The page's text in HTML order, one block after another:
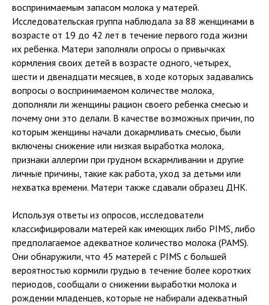
воспринимаемым запасом молока у матерей.
Исследовательская группа наблюдала за 88 женщинами в
возрасте от 19 до 42 лет в течение первого года жизни
их ребенка. Матери заполняли опросы о привычках
кормления своих детей в возрасте одного, четырех,
шести и двенадцати месяцев, в ходе которых задавались
вопросы о воспринимаемом количестве молока,
дополняли ли женщины рацион своего ребенка смесью и
почему они это делали. В качестве возможных причин, по
которым женщины начали докармливать смесью, были
включены снижение или низкая выработка молока,
признаки аллергии при грудном вскармливании и другие
личные причины, такие как работа, уход за детьми или
нехватка времени. Матери также сдавали образец ДНК.
Используя ответы из опросов, исследователи
классифицировали матерей как имеющих либо PIMS, либо
предполагаемое адекватное количество молока (PAMS).
Они обнаружили, что 45 матерей с PIMS с большей
вероятностью кормили грудью в течение более коротких
периодов, сообщали о снижении выработки молока и
рождении младенцев, которые не набирали адекватный